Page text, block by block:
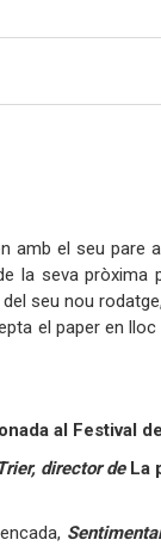
amb el seu
la seva pròxima
seu nou
el paper en
al Festival
director de La